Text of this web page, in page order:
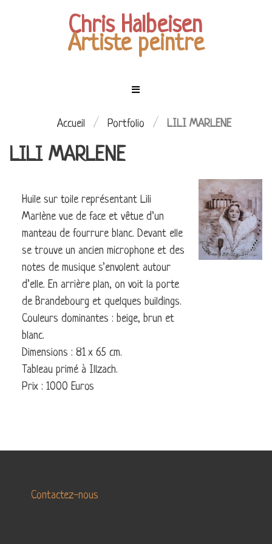
Chris Halbeisen
Artiste peintre
EXPOSITIONS
MES
CIEL
ÉTOILÉ
ENFANTS
TERRE
DANSE
MARINE
ABSTRAIT
COMMANDES
CONTACT
Accueil / Portfolio / LILI MARLENE
LILI MARLENE
Huile sur toile représentant Lili
Marlène vue de face et vêtue d’un
manteau de fourrure blanc. Devant elle
se trouve un ancien microphone et des
notes de musique s’envolent autour
d’elle. En arrière plan, on voit la porte
de Brandebourg et quelques buildings.
Couleurs dominantes : beige, brun et
blanc.
Dimensions : 81 x 65 cm.
Tableau primé à Illzach.
Prix : 1000 Euros
Contactez-nous